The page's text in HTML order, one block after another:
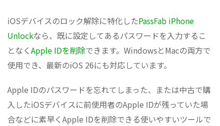
iOSデバイスのロック解除に特化したPassFab iPhone
Unlockなら、既に設定してあるパスワードを入力するこ
となくApple IDを削除できます。WindowsとMacの両方で
使用でき、最新のiOS 26にも対応しています。
Apple IDのパスワードを忘れてしまった、または中古で購
入したiOSデバイスに前使用者のApple IDが残っていた場
合などに素早くApple IDを削除できる使いやすいツールで